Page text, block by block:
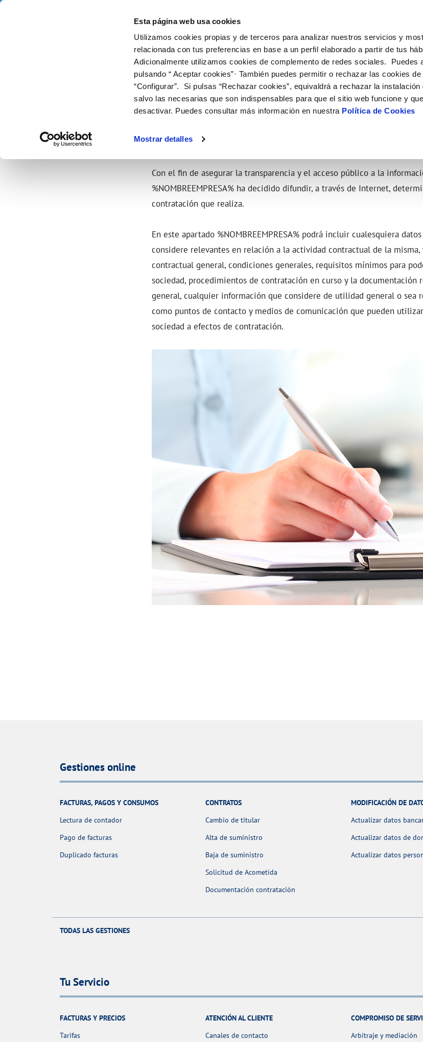
Esta página web usa cookies
Utilizamos cookies propias y de terceros para analizar nuestros servicios y
relacionada con tus preferencias en base a un perfil elaborado a partir de tus
Adicionalmente utilizamos cookies de complemento de redes sociales. Puedes
pulsando “ Aceptar cookies”· También puedes permitir o rechazar las cookies
“Configurar”. Si pulsas “Rechazar cookies”, equivaldrá a rechazar la
salvo las necesarias que son indispensables para que el sitio web funcione y
desactivar. Puedes consultar más información en nuestra Política de Cookies
Mostrar detalles
Gestiones online
FACTURAS, PAGOS Y CONSUMOS
CONTRATOS
Cambio de titular
Alta de suministro
MODIFICACIÓN
Actualizar datos
Actualizar datos
VER TODAS LAS GESTIONES
Tu Servicio
Factura digital
ATENCIÓN AL CLIENTE
Canales de contacto
COMPROMISO DE
Arbitraje y mediación
Normativa del servicio
Tu agua
NUESTRO PAPEL EN EL CICLO URBANO
Consumo
CALIDAD
Control calidad del agua
CUIDADOS DEL AGUA
Consejos de ahorro
Depósitos
Conócenos
ÉTICA Y CUMPLIMIENTO
SISTEMAS DE GESTIÓN Y CERTIFICADOS
NUESTROS COMPROMISOS
CONDICIONES GENERALES DE CONTRATACIÓN
Con el fin de asegurar la transparencia y el acceso público a la
%NOMBREEMPRESA% ha decidido difundir, a través de Internet,
contratación que realiza.
En este apartado %NOMBREEMPRESA% podrá incluir cualesquiera
considere relevantes en relación a la actividad contractual de la
contractual general, condiciones generales, requisitos mínimos para
sociedad, procedimientos de contratación en curso y la documentación
general, cualquier información que considere de utilidad general o sea
como puntos de contacto y medios de comunicación que pueden
sociedad a efectos de contratación.
Gestiones online
FACTURAS, PAGOS Y CONSUMOS
Lectura de contador
Pago de facturas
Duplicado facturas
CONTRATOS
Cambio de titular
Alta de suministro
Baja de suministro
Solicitud de Acometida
Documentación contratación
MODIFICACIÓN DE
Actualizar datos
Actualizar datos de
Actualizar datos
TODAS LAS GESTIONES
Tu Servicio
FACTURAS Y PRECIOS
Tarifas
ATENCIÓN AL CLIENTE
Canales de contacto
COMPROMISO DE
Arbitraje y mediación